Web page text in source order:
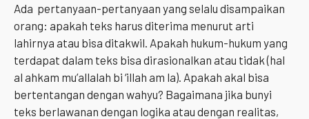
Ada pertanyaan-pertanyaan yang selalu disampaikan
orang: apakah teks harus diterima menurut arti
lahirnya atau bisa ditakwil. Apakah hukum-hukum yang
terdapat dalam teks bisa dirasionalkan atau tidak (hal
al ahkam mu’allalah bi ‘illah am la). Apakah akal bisa
bertentangan dengan wahyu? Bagaimana jika bunyi
teks berlawanan dengan logika atau dengan realitas,